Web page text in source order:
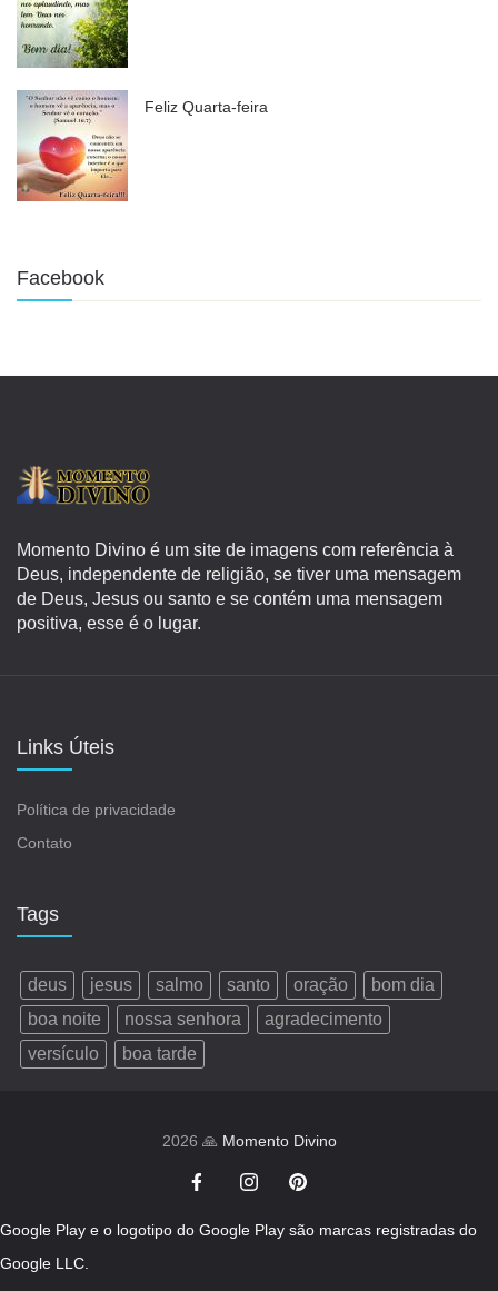
Feliz Quarta-feira
Facebook
Momento Divino é um site de imagens com referência à
Deus, independente de religião, se tiver uma mensagem
de Deus, Jesus ou santo e se contém uma mensagem
positiva, esse é o lugar.
Links Úteis
Política de privacidade
Contato
Tags
deus jesus salmo santo oração
bom dia
boa noite
nossa senhora
agradecimento
versículo
boa tarde
2026 🙏 Momento Divino
Google Play e o logotipo do Google Play são marcas registradas do
Google LLC.